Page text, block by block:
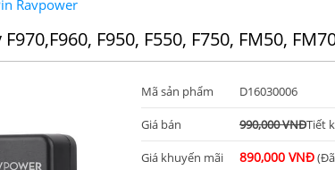
Ravpower
F950, F550, F750, FM50,
Mã sản phẩm D16030006
Giá bán 990,000 VNĐTiết
Giá khuyến mãi 890,000 VNĐ